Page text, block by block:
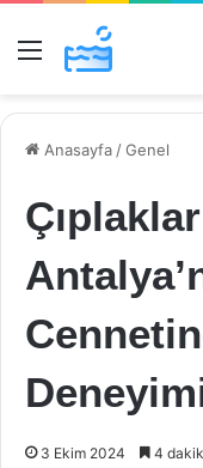
Menü
Anasayfa /Genel
3 Ekim 2024 4